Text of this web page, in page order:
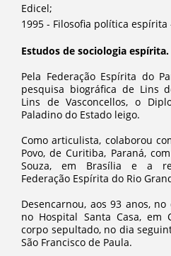
Edicel;
1995 - Filosofia política espírita
Estudos de sociologia espírita.
Pela Federação Espírita do
pesquisa biográfica de Lins
Lins de Vasconcellos, o
Paladino do Estado leigo.
Como articulista, colaborou
Povo, de Curitiba, Paraná,
Souza, em Brasília e a
Federação Espírita do Rio
Desencarnou, aos 93 anos,
no Hospital Santa Casa, em
corpo sepultado, no dia
São Francisco de Paula.